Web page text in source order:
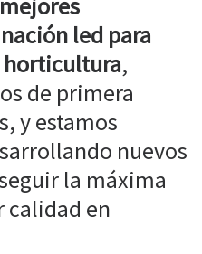
led para
horticultura,
de primera
y estamos
nuevos
la máxima
calidad en